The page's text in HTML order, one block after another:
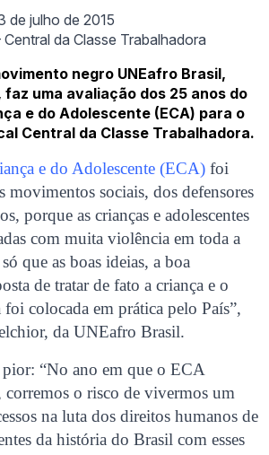
de julho de 2015
da Classe Trabalhadora
negro UNEafro Brasil,
faz uma avaliação dos 25 anos do
e do Adolescente (ECA) para o
Central da Classe Trabalhadora.
e do Adolescente (ECA) foi
movimentos sociais, dos defensores
porque as crianças e adolescentes
com muita violência em toda a
que as boas ideias, a boa
de tratar de fato a criança e o
foi colocada em prática pelo País”,
da UNEafro Brasil.
pior: “No ano em que o ECA
corremos o risco de vivermos um
na luta dos direitos humanos de
da história do Brasil com esses